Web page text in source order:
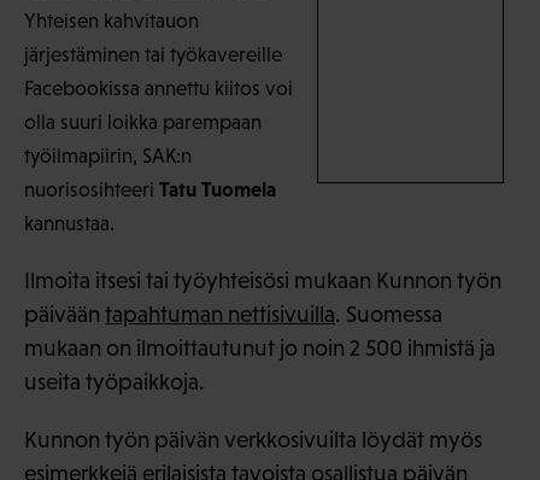
Yhteisen kahvitauon
järjestäminen tai työkavereille
Facebookissa annettu kiitos voi
olla suuri loikka parempaan
työilmapiirin, SAK:n
nuorisosihteeri Tatu Tuomela
kannustaa.
Ilmoita itsesi tai työyhteisösi mukaan Kunnon työn
päivään tapahtuman nettisivuilla. Suomessa
mukaan on ilmoittautunut jo noin 2 500 ihmistä ja
useita työpaikkoja.
Kunnon työn päivän verkkosivuilta löydät myös
esimerkkejä erilaisista tavoista osallistua päivän